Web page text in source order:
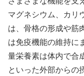
マグネシウム、カリ
は、骨格の形成や筋
は免疫機能の維持に
量栄養素は体内で合
といった外部からの